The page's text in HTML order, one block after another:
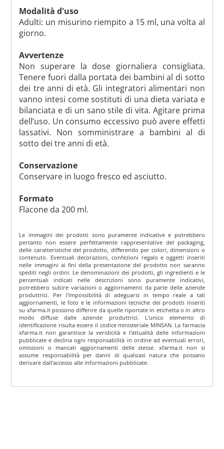
Modalità d'uso
Adulti: un misurino riempito a 15 ml, una volta al
giorno.
Avvertenze
Non superare la dose giornaliera consigliata.
Tenere fuori dalla portata dei bambini al di sotto
dei tre anni di età. Gli integratori alimentari non
vanno intesi come sostituti di una dieta variata e
bilanciata e di un sano stile di vita. Agitare prima
dell’uso. Un consumo eccessivo può avere effetti
lassativi. Non somministrare a bambini al di
sotto dei tre anni di età.
Conservazione
Conservare in luogo fresco ed asciutto.
Formato
Flacone da 200 ml.
Le immagini dei prodotti sono puramente indicative e potrebbero
pertanto non essere perfettamente rappresentative del packaging,
delle caratteristiche del prodotto, differendo per colori, dimensioni o
contenuto. Eventuali decorazioni, confezioni regalo e oggetti inseriti
nelle immagini ai fini della presentazione del prodotto non saranno
spediti negli ordini. Le denominazioni dei prodotti, gli ingredienti e le
percentuali indicati nelle descrizioni sono puramente indicativi,
potrebbero subire variazioni o aggiornamenti da parte delle aziende
produttrici. Per l'impossibilità di adeguarsi in tempo reale a tali
aggiornamenti, le foto e le informazioni tecniche dei prodotti inseriti
su xfarma.it possono differire da quelle riportate in etichetta o in altro
modo diffuse dalle aziende produttrici. L'unico elemento di
identificazione risulta essere il codice ministeriale MINSAN. La farmacia
xfarma.it non garantisce la veridicità e l'attualità delle informazioni
pubblicate e declina ogni responsabilità in ordine ad eventuali errori,
omissioni o mancati aggiornamenti delle stesse. xfarma.it non si
assume responsabilità per danni di qualsiasi natura che possano
derivare dall'accesso alle informazioni pubblicate.